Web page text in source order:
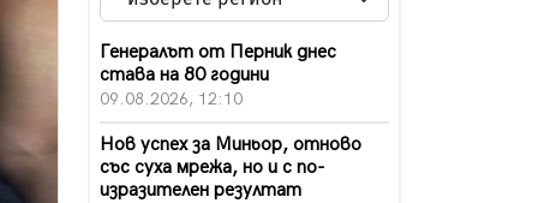
Генералът от Перник днес
става на 80 години
09.08.2026, 12:10
Нов успех за Миньор, отново
със суха мрежа, но и с по-
изразителен резултат